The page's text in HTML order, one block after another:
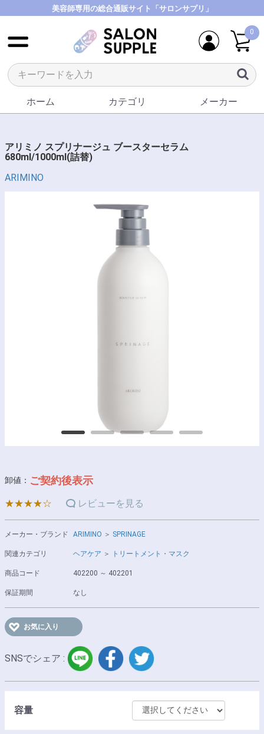
美容師専用の総合通販サイト「サロンサプリ」
0
ホーム カテゴリ メーカー
アリミノ スプリナージュ ブースターセラム
680ml/1000ml(詰替)
ARIMINO
卸値： ご契約後表示
★★★★☆ レビューを見る
メーカー・ブランド ARIMINO ＞ SPRINAGE
関連カテゴリ ヘアケア ＞ トリートメント・マスク
商品コード 402200 ～ 402201
保証期間 なし
お気に入り
SNSでシェア :
LINE facebook
容量